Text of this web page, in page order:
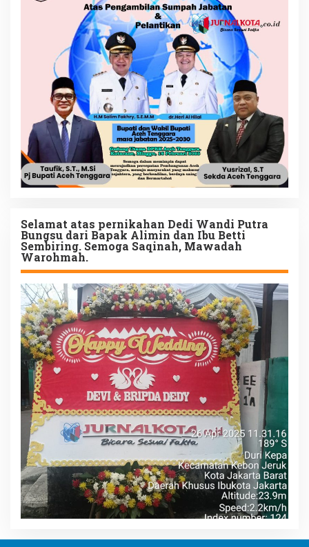
Selamat atas pernikahan Dedi Wandi Putra
Bungsu dari Bapak Alimin dan Ibu Betti
Sembiring. Semoga Saqinah, Mawadah
Warohmah.